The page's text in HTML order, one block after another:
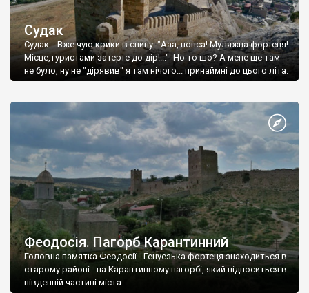
Судак
Судак... Вже чую крики в спину: "Ааа, попса! Муляжна фортеця!
Місце,туристами затерте до дір!..." Но то шо? А мене ще там
не було, ну не "дірявив" я там нічого... принаймні до цього літа.
Феодосія. Пагорб Карантинний
Головна памятка Феодосії - Генуезька фортеця знаходиться в
старому районі - на Карантинному пагорбі, який підноситься в
південній частині міста.